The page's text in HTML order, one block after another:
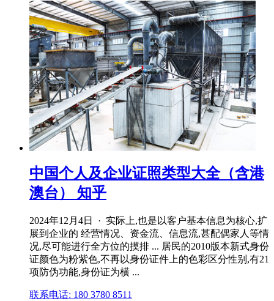
中国个人及企业证照类型大全（含港
澳台） 知乎
2024年12月4日 · 实际上,也是以客户基本信息为核心,扩
展到企业的 经营情况、资金流、信息流,甚配偶家人等情
况,尽可能进行全方位的摸排 ... 居民的2010版本新式身份
证颜色为粉紫色,不再以身份证件上的色彩区分性别,有21
项防伪功能,身份证为横 ...
联系电话: 180 3780 8511